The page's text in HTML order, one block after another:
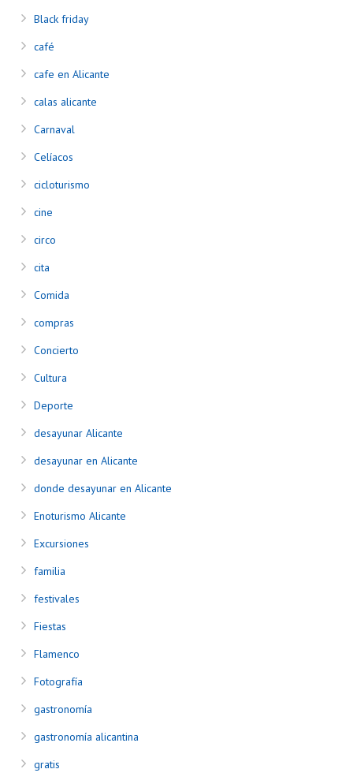
Black friday
café
cafe en Alicante
calas alicante
Carnaval
Celíacos
cicloturismo
cine
circo
cita
Comida
compras
Concierto
Cultura
Deporte
desayunar Alicante
desayunar en Alicante
donde desayunar en Alicante
Enoturismo Alicante
Excursiones
familia
festivales
Fiestas
Flamenco
Fotografía
gastronomía
gastronomía alicantina
gratis